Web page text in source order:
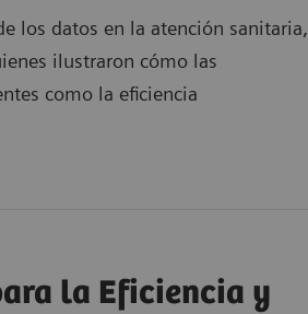
los datos en la atención sanitaria,
ilustraron cómo las
como la eficiencia
la Eficiencia y